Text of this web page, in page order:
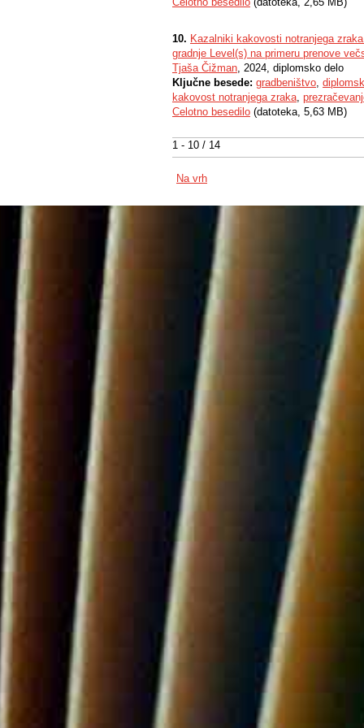
1 - 10 / 14
10. Kazalniki kakovosti notranjega
gradnje Level(s) na primeru prenove
Tjaša Čižman, 2024, diplomsko delo
Ključne besede: gradbeništvo,
kakovost notranjega zraka,
Celotno besedilo (datoteka, 5,63 MB)
Na vrh